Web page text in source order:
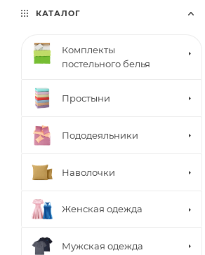
КАТАЛОГ
Комплекты
постельного белья
Простыни
Пододеяльники
Наволочки
Женская одежда
Мужская одежда